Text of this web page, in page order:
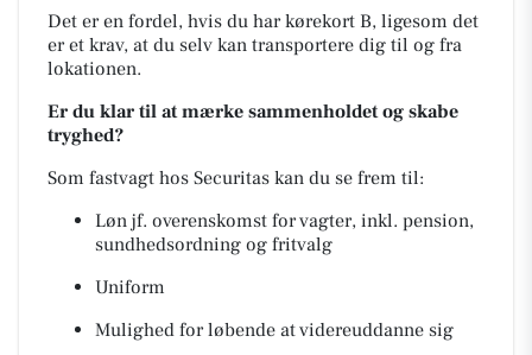
Det er en fordel, hvis du har kørekort B, ligesom det
er et krav, at du selv kan transportere dig til og fra
lokationen.
Er du klar til at mærke sammenholdet og skabe
tryghed?
Som fastvagt hos Securitas kan du se frem til:
Løn jf. overenskomst for vagter, inkl. pension,
sundhedsordning og fritvalg
Uniform
Mulighed for løbende at videreuddanne sig